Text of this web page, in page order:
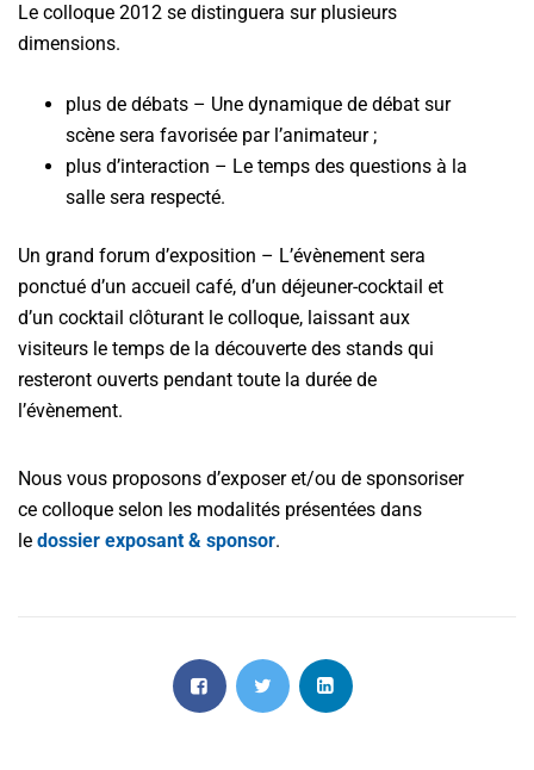
Le colloque 2012 se distinguera sur plusieurs
dimensions.
plus de débats – Une dynamique de débat sur
scène sera favorisée par l’animateur ;
plus d’interaction – Le temps des questions à la
salle sera respecté.
Un grand forum d’exposition – L’évènement sera
ponctué d’un accueil café, d’un déjeuner-cocktail et
d’un cocktail clôturant le colloque, laissant aux
visiteurs le temps de la découverte des stands qui
resteront ouverts pendant toute la durée de
l’évènement.
Nous vous proposons d’exposer et/ou de sponsoriser
ce colloque selon les modalités présentées dans
le dossier exposant & sponsor.